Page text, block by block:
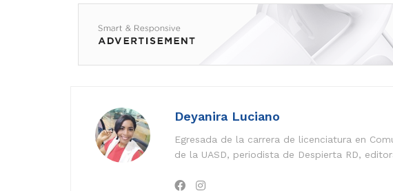
Deyanira Luciano
Egresada de la carrera de licenciatura en
de la UASD, periodista de Despierta RD,